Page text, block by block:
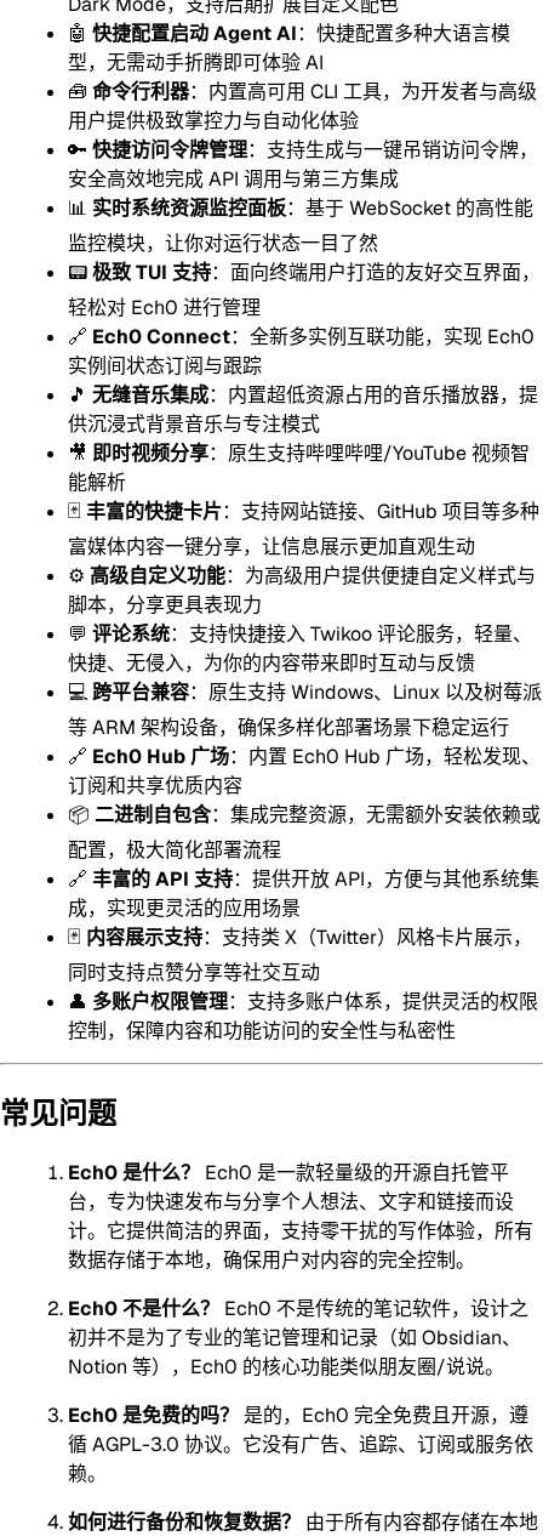
🤖 快捷配置启动 Agent AI：快捷配置多种大语言模
型，无需动手折腾即可体验 AI
🧰 命令行利器：内置高可用 CLI 工具，为开发者与高级
用户提供极致掌控力与自动化体验
🔑 快捷访问令牌管理：支持生成与一键吊销访问令牌，
安全高效地完成 API 调用与第三方集成
📊 实时系统资源监控面板：基于 WebSocket 的高性能
监控模块，让你对运行状态一目了然
📟极致 TUI 支持：面向终端用户打造的友好交互界面，
轻松对 Ech0 进行管理
🔗 Ech0 Connect：全新多实例互联功能，实现 Ech0
实例间状态订阅与跟踪
🎵 无缝音乐集成：内置超低资源占用的音乐播放器，提
供沉浸式背景音乐与专注模式
🎥 即时视频分享：原生支持哔哩哔哩/YouTube 视频智
能解析
🃏 丰富的快捷卡片：支持网站链接、GitHub 项目等多种
富媒体内容一键分享，让信息展示更加直观生动
⚙️ 高级自定义功能：为高级用户提供便捷自定义样式与
脚本，分享更具表现力
💬 评论系统：支持快捷接入 Twikoo 评论服务，轻量、
快捷、无侵入，为你的内容带来即时互动与反馈
💻跨平台兼容：原生支持 Windows、Linux 以及树莓派
等 ARM 架构设备，确保多样化部署场景下稳定运行
🔗 Ech0 Hub 广场：内置 Ech0 Hub 广场，轻松发现、
订阅和共享优质内容
📦 二进制自包含：集成完整资源，无需额外安装依赖或
配置，极大简化部署流程
🔗 丰富的 API 支持：提供开放 API，方便与其他系统集
成，实现更灵活的应用场景
🃏 内容展示支持：支持类 X（Twitter）风格卡片展示，
同时支持点赞分享等社交互动
👤 多账户权限管理：支持多账户体系，提供灵活的权限
控制，保障内容和功能访问的安全性与私密性
常见问题
Ech0 是什么？
Ech0 是一款轻量级的开源自托管平
台，专为快速发布与分享个人想法、文字和链接而设
计。它提供简洁的界面，支持零干扰的写作体验，所有
数据存储于本地，确保用户对内容的完全控制。
Ech0 不是什么？
Ech0 不是传统的笔记软件，设计之
初并不是为了专业的笔记管理和记录（如 Obsidian、
Notion 等），Ech0 的核心功能类似朋友圈/说说。
Ech0 是免费的吗？
是的，Ech0 完全免费且开源，遵
循 AGPL-3.0 协议。它没有广告、追踪、订阅或服务依
赖。
如何进行备份和恢复数据？
由于所有内容都存储在本地